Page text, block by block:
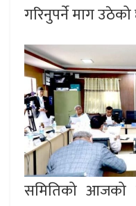
गरिनुपर्ने माग
समितिको आजको